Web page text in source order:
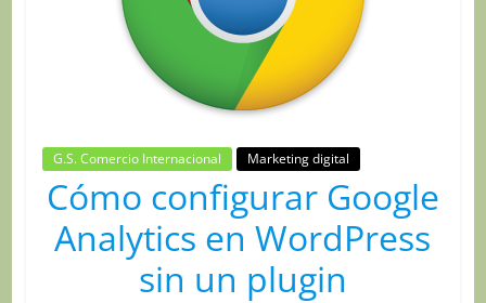
G.S. Comercio Internacional Marketing digital
Cómo configurar Google
Analytics en WordPress
sin un plugin